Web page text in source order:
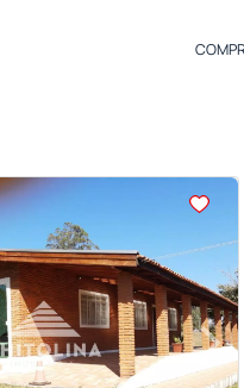
›
Next